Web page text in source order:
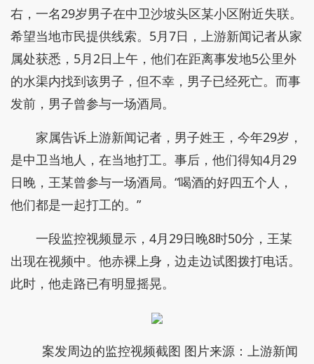
右，一名29岁男子在中卫沙坡头区某小区附近失联。
希望当地市民提供线索。5月7日，上游新闻记者从家
属处获悉，5月2日上午，他们在距离事发地5公里外
的水渠内找到该男子，但不幸，男子已经死亡。而事
发前，男子曾参与一场酒局。
家属告诉上游新闻记者，男子姓王，今年29岁，
是中卫当地人，在当地打工。事后，他们得知4月29
日晚，王某曾参与一场酒局。“喝酒的好四五个人，
他们都是一起打工的。”
一段监控视频显示，4月29日晚8时50分，王某
出现在视频中。他赤裸上身，边走边试图拨打电话。
此时，他走路已有明显摇晃。
案发周边的监控视频截图 图片来源：上游新闻